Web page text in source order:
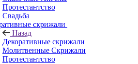
Протестантство
Свадьба
скрижали
Назад
Декоративные скрижали
Молитвенные Скрижали
Протестантство